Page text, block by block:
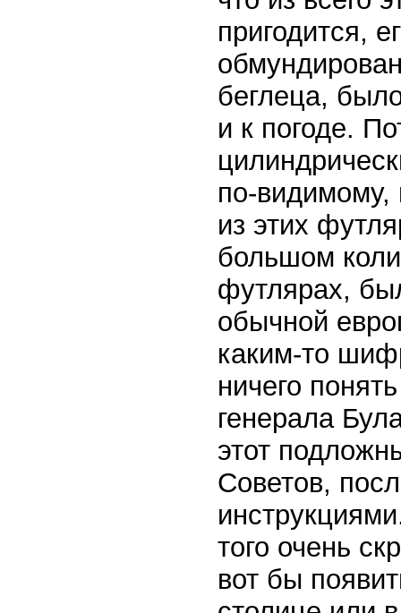
пригодится,
беглеца,
и к погоде.
по-видимому,
из этих
большом
футлярах,
обычной
каким-то
ничего
генерала
этот
Советов,
того очень
вот бы